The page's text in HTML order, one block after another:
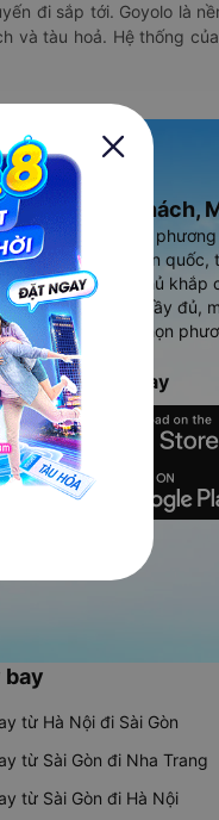
đi sắp tới. Goyolo là
và tàu hoả. Hệ thống
đặt vé Xe khách,
dụng đặt vé đa
tuyến đường toàn quốc,
máy, xe du lịch phủ khắp
hiển thị thông tin đầy đủ,
so sánh và lựa chọn
hợp nhất.
Vexere ngay
bay
từ Hà Nội đi Sài Gòn
từ Sài Gòn đi Nha Trang
từ Sài Gòn đi Hà Nội